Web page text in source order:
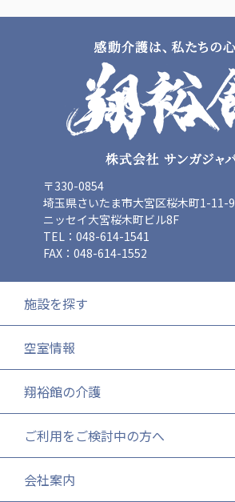
〒330-0854
埼玉県さいたま市大宮区桜木町1-11-9
ニッセイ大宮桜木町ビル8F
TEL：048-614-1541
FAX：048-614-1552
施設を探す
空室情報
翔裕館の介護
ご利用をご検討中の方へ
会社案内